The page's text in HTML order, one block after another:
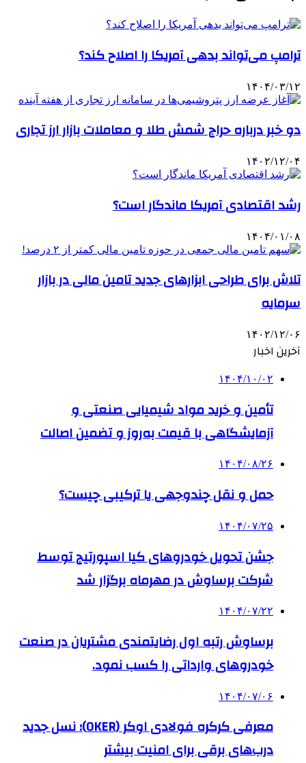
ترامپ می‌تواند بدهی آمریکا را اصلاح کند؟
۱۴۰۴/۰۳/۱۲
دو خبر درباره حراج شمش طلا و معاملات بازار ارز تجاری
۱۴۰۲/۱۲/۰۴
رشد اقتصادی آمریکا ماندگار است؟
۱۴۰۴/۰۱/۰۸
تلاش برای طراحی ابزارهای جدید تامین مالی در بازار
سرمایه
۱۴۰۲/۱۲/۰۶
آخرین اخبار
۱۴۰۴/۱۰/۰۲
تأمین و خرید مواد شیمیایی صنعتی و
آزمایشگاهی با قیمت به‌روز و تضمین اصالت
۱۴۰۴/۰۸/۲۶
حمل و نقل چندوجهی یا ترکیبی چیست؟
۱۴۰۴/۰۷/۲۵
جشن تحویل خودروهای کیا اسپورتیج توسط
شرکت برساوش در مهرماه برگزار شد
۱۴۰۴/۰۷/۲۲
برساوش رتبه اول رضایتمندی مشتریان در صنعت
خودروهای وارداتی را کسب نمود.
۱۴۰۴/۰۷/۰۶
معرفی کرکره فولادی اوکر (OKER)؛ نسل جدید
درب‌های برقی برای امنیت بیشتر